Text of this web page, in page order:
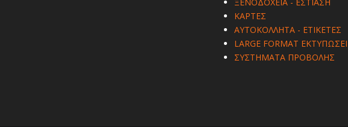
ΚΑΡΤΕΣ
ΑΥΤΟΚΟΛΛΗΤΑ - ΕΤΙΚΕΤΕΣ
LARGE FORMAT
ΣΥΣΤΗΜΑΤΑ ΠΡΟΒΟΛΗΣ